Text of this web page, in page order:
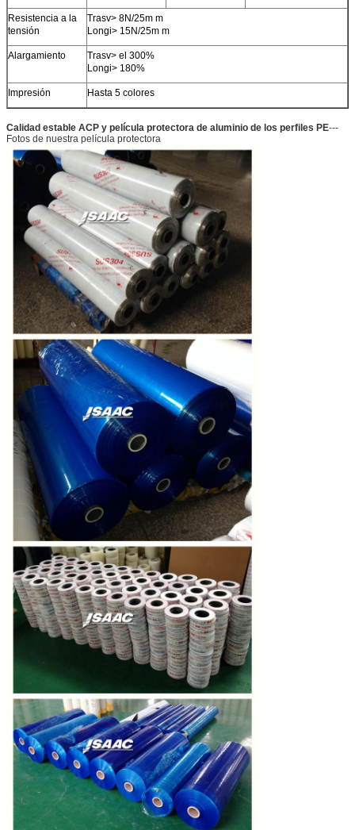
Resistencia a la
tensión
Trasv> 8N/25m m
Longi> 15N/25m m
Alargamiento
Trasv> el 300%
Longi> 180%
Impresión Hasta 5 colores
Calidad estable ACP y película protectora de aluminio de los perfiles PE---
Fotos de nuestra película protectora